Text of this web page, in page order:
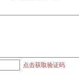
点击获取验证码